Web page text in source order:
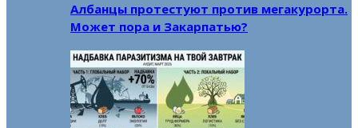
Албанцы протестуют против мегакурорта.
Может пора и Закарпатью?